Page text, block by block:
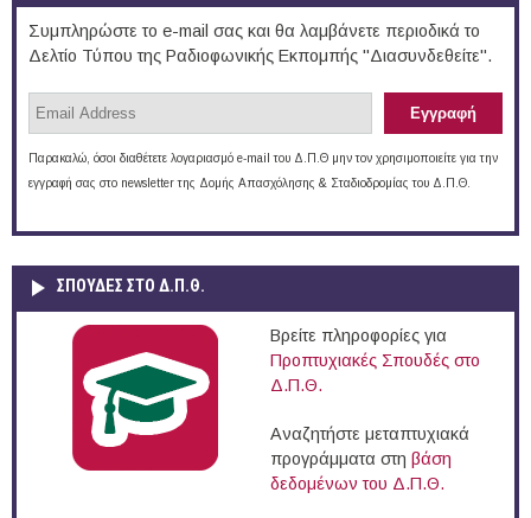
Συμπληρώστε το e-mail σας και θα λαμβάνετε περιοδικά το
Δελτίο Τύπου της Ραδιοφωνικής Εκπομπής "Διασυνδεθείτε".
Παρακαλώ, όσοι διαθέτετε λογαριασμό e-mail του Δ.Π.Θ μην τον χρησιμοποιείτε για την
εγγραφή σας στο newsletter της Δομής Απασχόλησης & Σταδιοδρομίας του Δ.Π.Θ.
ΣΠΟΥΔΈΣ ΣΤΟ Δ.Π.Θ.
Βρείτε πληροφορίες για
Προπτυχιακές Σπουδές στο
Δ.Π.Θ.
Αναζητήστε μεταπτυχιακά
προγράμματα στη βάση
δεδομένων του Δ.Π.Θ.